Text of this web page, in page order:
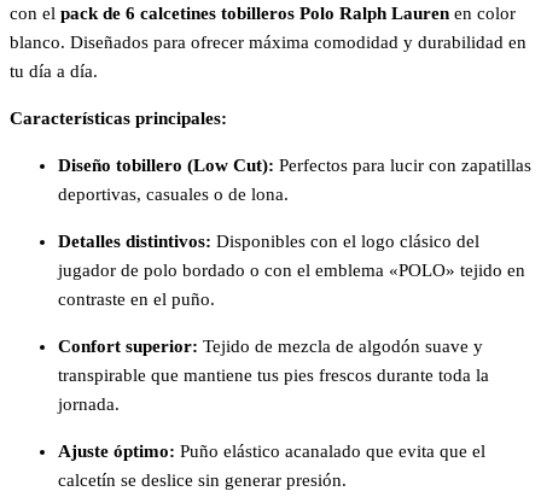
con el pack de 6 calcetines tobilleros Polo Ralph Lauren en color
blanco. Diseñados para ofrecer máxima comodidad y durabilidad en
tu día a día.
Características principales:
Diseño tobillero (Low Cut): Perfectos para lucir con zapatillas
deportivas, casuales o de lona.
Detalles distintivos: Disponibles con el logo clásico del
jugador de polo bordado o con el emblema «POLO» tejido en
contraste en el puño.
Confort superior: Tejido de mezcla de algodón suave y
transpirable que mantiene tus pies frescos durante toda la
jornada.
Ajuste óptimo: Puño elástico acanalado que evita que el
calcetín se deslice sin generar presión.